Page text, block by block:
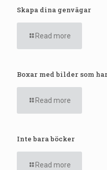
Skapa dina genvägar
Read more
Boxar med bilder som
Read more
Inte bara böcker
Read more